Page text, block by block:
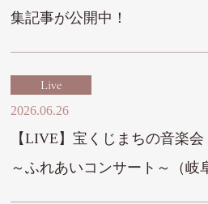
集記事が公開中！
Live
2026.06.26
【LIVE】宝くじまちの音楽
～ふれあいコンサート～（岐